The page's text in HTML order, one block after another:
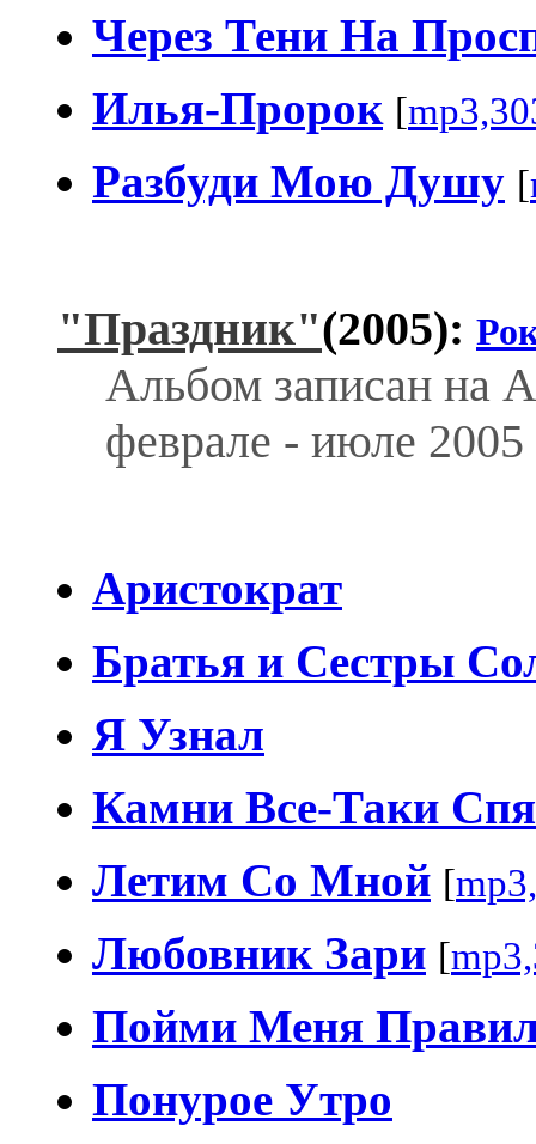
Через Тени На
Илья-Пророк [
Разбуди Мою Душу [
"Праздник"(2005):
Альбом записан на
феврале - июле 2005
Аристократ
Братья и Сестры
Я Узнал
Камни Все-Таки
Летим Со Мной [
Любовник Зари [
Пойми Меня
Понурое Утро